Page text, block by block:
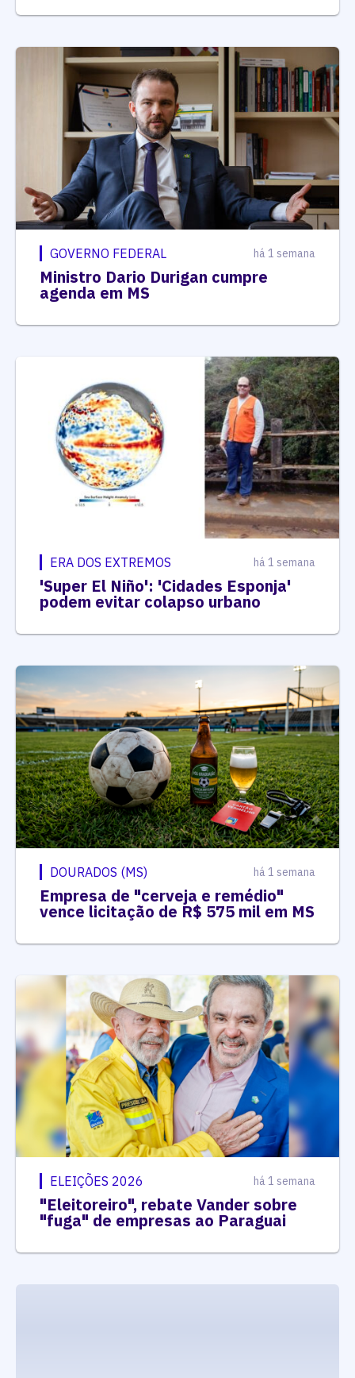
GOVERNO FEDERAL há 1 semana
Ministro Dario Durigan cumpre
agenda em MS
ERA DOS EXTREMOS há 1 semana
'Super El Niño': 'Cidades Esponja'
podem evitar colapso urbano
DOURADOS (MS) há 1 semana
Empresa de "cerveja e remédio"
vence licitação de R$ 575 mil em MS
ELEIÇÕES 2026 há 1 semana
"Eleitoreiro", rebate Vander sobre
"fuga" de empresas ao Paraguai